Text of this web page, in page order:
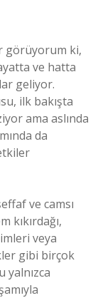
görüyorum ki,
ve hatta
geliyor.
ilk bakışta
ama aslında
da
ve camsı
kıkırdağı,
veya
gibi birçok
yalnızca